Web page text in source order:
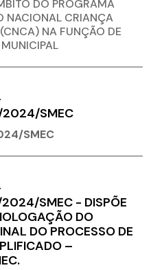
DO PROGRAMA
NACIONAL CRIANÇA
NA FUNÇÃO DE
2024/SMEC
SMEC
SMEC - DISPÕE
DO
DO PROCESSO DE
–